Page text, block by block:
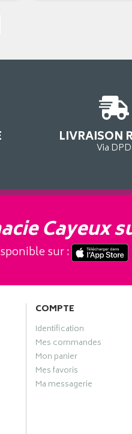
LIVRAISON
Via DPD
Cayeux
sur :
COMPTE
Identification
Mes commandes
Mon panier
Mes favoris
Ma messagerie